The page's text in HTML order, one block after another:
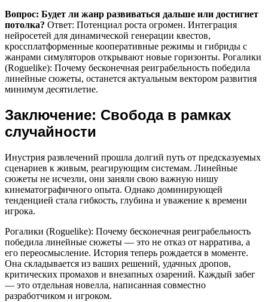
Вопрос: Будет ли жанр развиваться дальше или достигнет
потолка? Ответ: Потенциал роста огромен. Интеграция
нейросетей для динамической генерации квестов,
кроссплатформенные кооперативные режимы и гибриды с
жанрами симуляторов открывают новые горизонты. Рогалики
(Roguelike): Почему бесконечная реиграбельность победила
линейные сюжеты, останется актуальным вектором развития
минимум десятилетие.
Заключение: Свобода в рамках
случайности
Инустрия развлечений прошла долгий путь от предсказуемых
сценариев к живым, реагирующим системам. Линейные
сюжеты не исчезли, они заняли свою важную нишу
кинематографичного опыта. Однако доминирующей
тенденцией стала гибкость, глубина и уважение к времени
игрока.
Рогалики (Roguelike): Почему бесконечная реиграбельность
победила линейные сюжеты — это не отказ от нарратива, а
его переосмысление. История теперь рождается в моменте.
Она складывается из ваших решений, удачных дропов,
критических промахов и внезапных озарений. Каждый забег
— это отдельная новелла, написанная совместно
разработчиком и игроком.